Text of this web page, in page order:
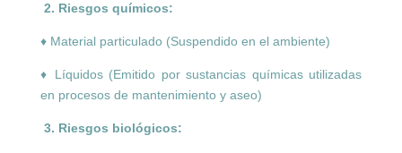
2. Riesgos químicos:
♦ Material particulado (Suspendido en el ambiente)
♦ Líquidos (Emitido por sustancias químicas utilizadas
en procesos de mantenimiento y aseo)
3. Riesgos biológicos: